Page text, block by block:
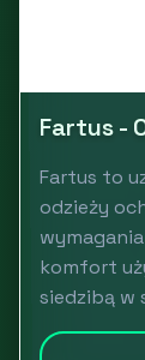
Fartus -
Fartus to
odzieży
komfort
siedzibą w